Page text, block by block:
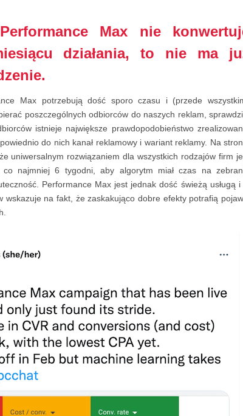
Max nie
działania, to nie ma
Max potrzebują dość sporo czasu i (przede
poszczególnych odbiorców do naszych reklam,
istnieje największe prawdopodobieństwo
do nich kanał reklamowy i wariant reklamy. Na
uniwersalnym rozwiązaniem dla wszystkich rodzajów firm
co najmniej 6 tygodni, aby algorytm miał czas na
Performance Max jest jednak dość świeżą usługą i
wskazuje na fakt, że zaskakująco dobre efekty potrafią